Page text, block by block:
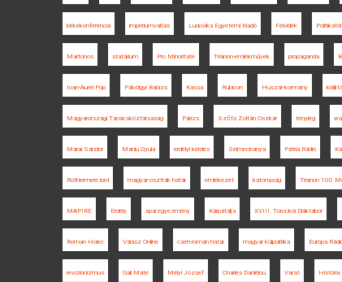
békekonferencia impériumváltás Ludovika Egyetemi Kiadó Felvidék
Martonos statárium Pro Minoritate Trianon-emlékművek propaganda
Ioan-Aurel Pop Pálvölgyi Balázs Kassa Rubicon Huszár-kormány
Magyarországi Tanácsköztársaság Párizs Szőts Zoltán Oszkár tényleg
Márai Sándor Maniu Gyula erdélyi kérdés Selmecbánya Pátria Rádió
Rothermere lord magyar-osztrák határ emlékezet katonaság Trianon 100
MAPIRE Erdély spai egyezmény Kárpátalja XVIII. Torockói Diáktábor
Roman Holec Válasz Online cseh-román határ magyar külpolitika Európa
revizionizmus Gali Máté Mélyi József Charles Daniélou Varsó História